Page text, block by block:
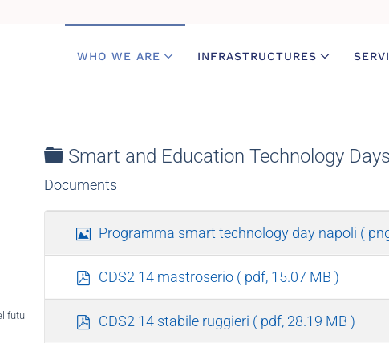
WHO WE ARE INFRASTRUCTURES
futuro
Folder
Smart and Education Technology
Documents
g
e
Programma smart technology day napoli (
pCDS2 14 mastroserio ( pdf, 15.07 MB )
pCDS2 14 stabile ruggieri ( pdf, 28.19 MB )